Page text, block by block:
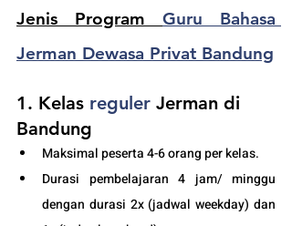
Jenis Program Guru Bahasa
Jerman Dewasa Privat Bandung
1. Kelas reguler Jerman di
Bandung
Maksimal peserta 4-6 orang per kelas.
Durasi pembelajaran 4 jam/ minggu
dengan durasi 2x (jadwal weekday) dan